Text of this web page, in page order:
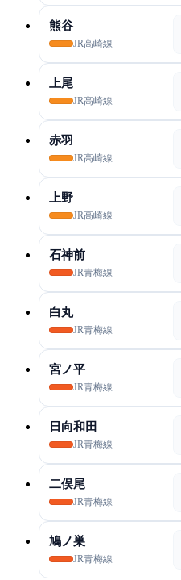
熊谷
JR高崎線
上尾
JR高崎線
赤羽
JR高崎線
上野
JR高崎線
石神前
JR青梅線
白丸
JR青梅線
宮ノ平
JR青梅線
日向和田
JR青梅線
二俣尾
JR青梅線
鳩ノ巣
JR青梅線